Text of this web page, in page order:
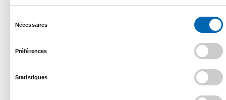
Nécessaires
Préférences
Statistiques